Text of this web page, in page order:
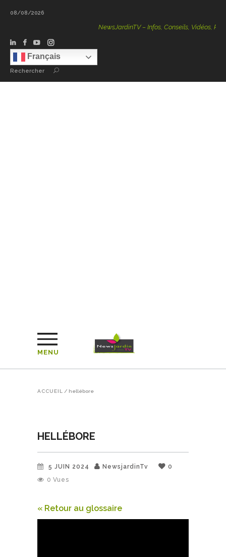
08/08/2026
NewsJardinTV – Infos, Conseils, Vidéos,
Français
Rechercher
MENU
ACCUEIL / hellébore
HELLÉBORE
5 JUIN 2024 NewsjardinTv
0
0 Vues
« Retour au glossaire